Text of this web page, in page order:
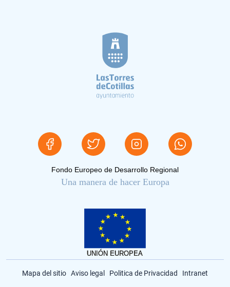
Fondo Europeo de Desarrollo Regional
Una manera de hacer Europa
Mapa del sitio Aviso legal Politica de Privacidad Intranet